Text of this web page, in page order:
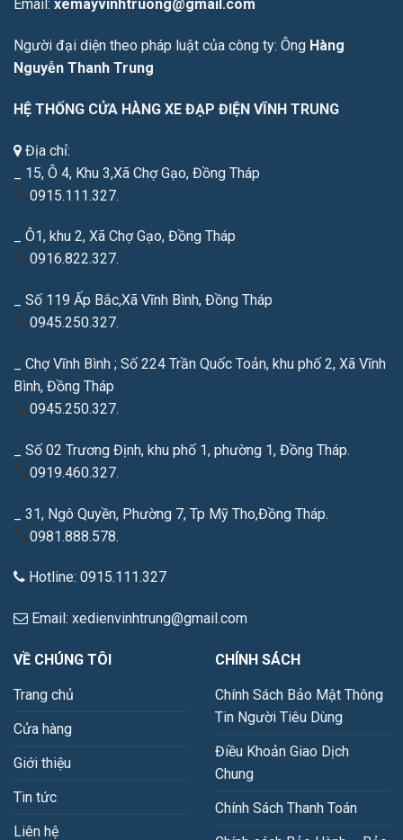
Email: xemayvinhtruong@gmail.com
Người đại diện theo pháp luật của công ty: Ông Hàng
Nguyễn Thanh Trung
HỆ THỐNG CỬA HÀNG XE ĐẠP ĐIỆN VĨNH TRUNG
Địa chỉ:
_ 15, Ô 4, Khu 3,Xã Chợ Gạo, Đồng Tháp
0915.111.327.
_ Ô1, khu 2, Xã Chợ Gạo, Đồng Tháp
0916.822.327.
_ Số 119 Ấp Bắc,Xã Vĩnh Bình, Đồng Tháp
0945.250.327.
_ Chợ Vĩnh Bình ; Số 224 Trần Quốc Toản, khu phố 2, Xã Vĩnh
Bình, Đồng Tháp
0945.250.327.
_ Số 02 Trương Định, khu phố 1, phường 1, Đồng Tháp.
0919.460.327.
_ 31, Ngô Quyền, Phường 7, Tp Mỹ Tho,Đồng Tháp.
0981.888.578.
Hotline: 0915.111.327
Email: xedienvinhtrung@gmail.com
VỀ CHÚNG TÔI
Trang chủ
Cửa hàng
Giới thiệu
Tin tức
Liên hệ
CHÍNH SÁCH
Chính Sách Bảo Mật Thông
Tin Người Tiêu Dùng
Điều Khoản Giao Dịch
Chung
Chính Sách Thanh Toán